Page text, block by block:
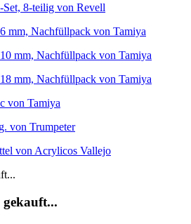
Set, 8-teilig von Revell
mm, Nachfüllpack von Tamiya
mm, Nachfüllpack von Tamiya
mm, Nachfüllpack von Tamiya
von Tamiya
von Trumpeter
von Acrylicos Vallejo